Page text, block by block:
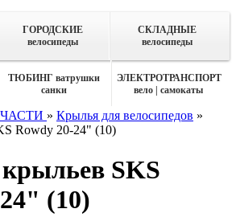
ГОРОДСКИЕ
велосипеды
СКЛАДНЫЕ
велосипеды
ТЮБИНГ ватрушки
санки
ЭЛЕКТРОТРАНСПОРТ
вело | самокаты
» Крылья для велосипедов »
Rowdy 20-24" (10)
SKS
(10)